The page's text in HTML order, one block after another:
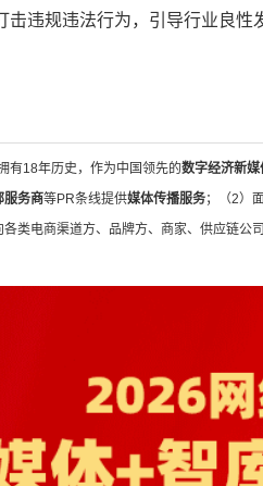
击违规违法行为，引导行业良性
有18年历史，作为中国领先的数字经济新
服务商等PR条线提供媒体传播服务；（2）
各类电商渠道方、品牌方、商家、供应链公